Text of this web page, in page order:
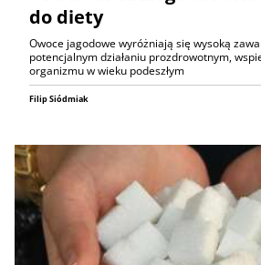
do diety
Owoce jagodowe wyróżniają się wysoką
potencjalnym działaniu prozdrowotnym,
organizmu w wieku podeszłym
Filip Siódmiak